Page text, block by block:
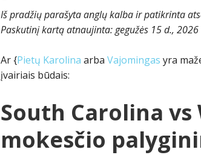
Iš pradžių parašyta anglų kalba ir patikrinta
Paskutinį kartą atnaujinta:gegužės 15 d., 2026
Ar {Pietų Karolina arba Vajomingas yra
įvairiais būdais:
South Carolina
mokesčio